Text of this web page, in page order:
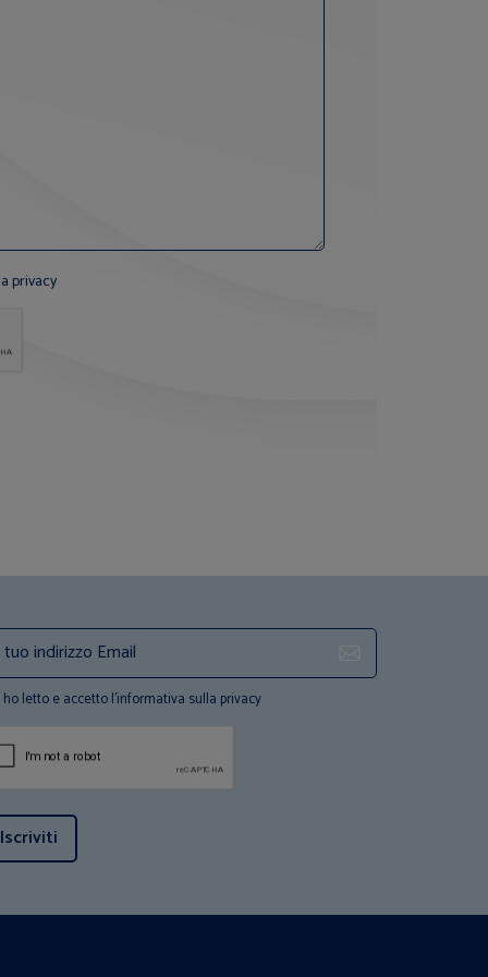
privacy
ho letto e accetto l'informativa sulla privacy
Iscriviti